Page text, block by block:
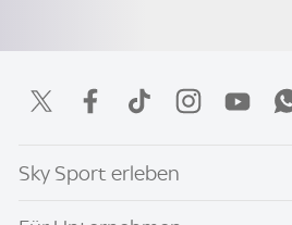
Sky Sport erleben